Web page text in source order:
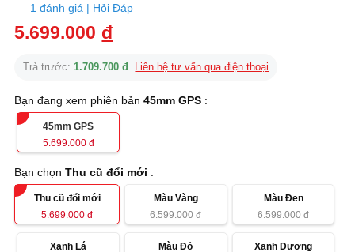
1 đánh giá | Hỏi Đáp
5.699.000 đ
Trả trước:1.709.700 đ. Liên hệ tư vấn qua điện thoại
Bạn đang xem phiên bản45mm GPS :
45mm GPS
5.699.000đ
Bạn chọnThu cũ đổi mới :
Thu cũ đổi mới
5.699.000 đ
Màu Vàng
6.599.000 đ
Màu Đen
6.599.000 đ
Xanh Lá
Màu Đỏ
Xanh Dương